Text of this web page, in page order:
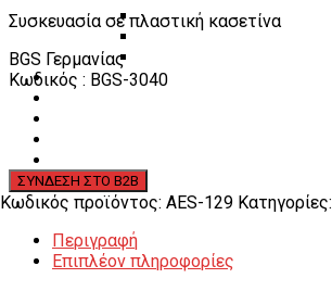
Εργαλεία χειρός συνεργείου
ΚΑΤΑΛΟΓΟΣ
ΕΝ
Συσκευασία σε πλαστική κασετίνα
BGS Γερμανίας
Κωδικός : BGS-3040
Κωδικός προϊόντος: AES-129 Κατηγορίες:
Περιγραφή
Επιπλέον πληροφορίες